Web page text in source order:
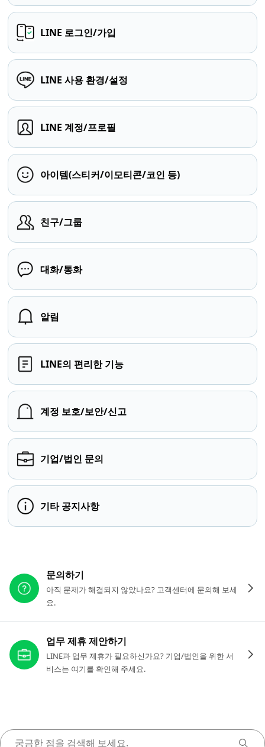
LINE 로그인/가입
LINE 사용 환경/설정
LINE 계정/프로필
아이템(스티커/이모티콘/코인 등)
친구/그룹
대화/통화
알림
LINE의 편리한 기능
계정 보호/보안/신고
기업/법인 문의
기타 공지사항
문의하기
아직 문제가 해결되지 않았나요? 고객센터에 문의해 보세
요.
업무 제휴 제안하기
LINE과 업무 제휴가 필요하신가요? 기업/법인을 위한 서
비스는 여기를 확인해 주세요.